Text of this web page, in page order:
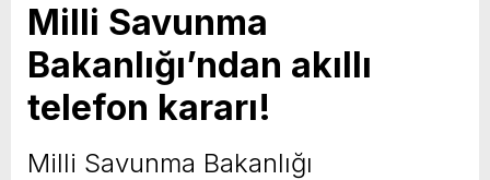
Milli Savunma
Bakanlığı’ndan akıllı
telefon kararı!
Milli Savunma Bakanlığı